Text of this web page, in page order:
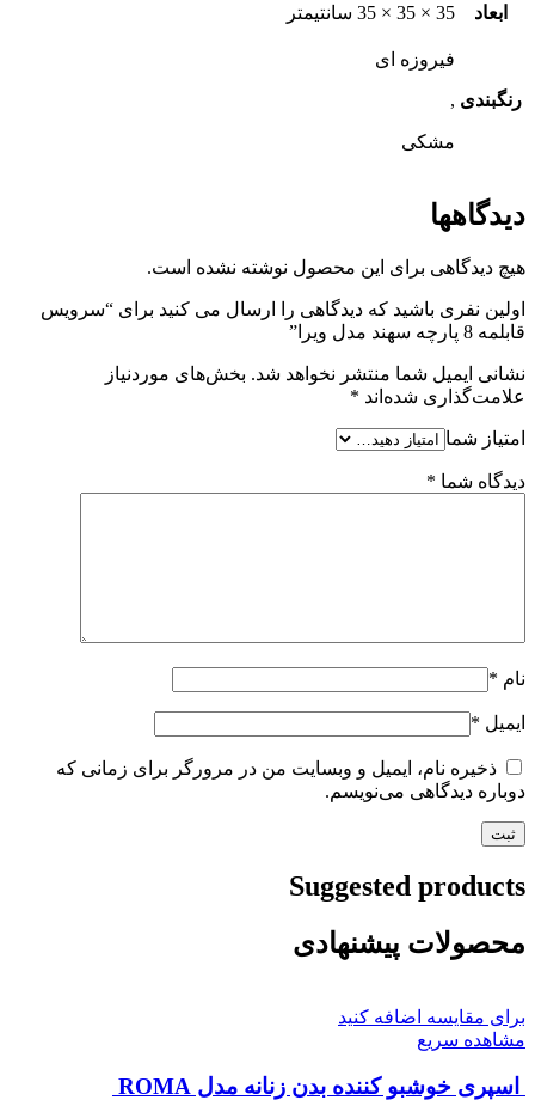
ابعاد
35 × 35 × 35 سانتیمتر
رنگبندی
فیروزه ای
,
مشکی
دیدگاهها
هیچ دیدگاهی برای این محصول نوشته نشده است.
اولین نفری باشید که دیدگاهی را ارسال می کنید برای “سرویس
قابلمه 8 پارچه سهند مدل ویرا”
نشانی ایمیل شما منتشر نخواهد شد. بخش‌های موردنیاز
علامت‌گذاری شده‌اند *
امتیاز شما
دیدگاه شما *
نام *
ایمیل *
ذخیره نام، ایمیل و وبسایت من در مرورگر برای زمانی که
دوباره دیدگاهی می‌نویسم.
Suggested products
محصولات پیشنهادی
برای مقایسه اضافه کنید
مشاهده سریع
اسپری خوشبو کننده بدن زنانه مدل ROMA